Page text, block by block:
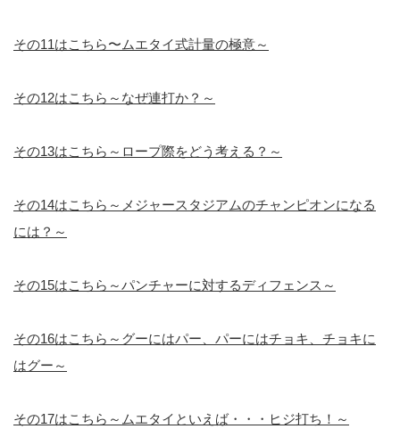
その11はこちら〜ムエタイ式計量の極意～
その12はこちら～なぜ連打か？～
その13はこちら～ロープ際をどう考える？～
その14はこちら～メジャースタジアムのチャンピオンになる
には？～
その15はこちら～パンチャーに対するディフェンス～
その16はこちら～グーにはパー、パーにはチョキ、チョキに
はグー～
その17はこちら～ムエタイといえば・・・ヒジ打ち！～